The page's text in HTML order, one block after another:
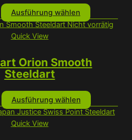
Die
Optionen
können
Ausführung wählen
Produkt
Varianten
auf.
Optionen
können
auf
Nicht vorrätig
Quick View
Orion Smooth
Steeldart
Ausführung wählen
Produkt
Quick View